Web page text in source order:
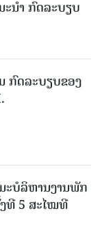
ນໍາ ກົດລະບຽບ
ກົດລະບຽບຂອງ
ະບໍລິຫານງານພັກ
ທີ 5 ສະໄໝທີ